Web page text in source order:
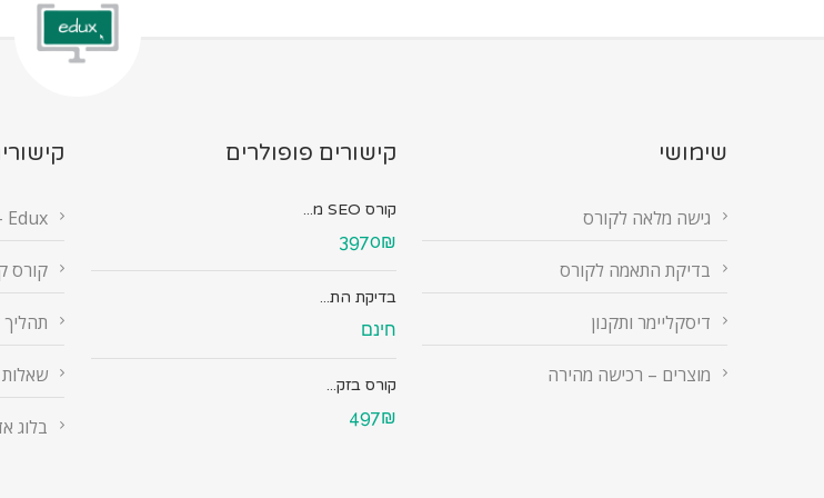
שימושי
גישה מלאה לקורס
בדיקת התאמה לקורס
דיסקליימר ותקנון
מוצרים – רכישה מהירה
קישורים פופולרים
קורס SEO מ...
3970₪
בדיקת הת...
חינם
קורס בזק...
497₪
Edux - אתר קורסים עם ערך
קורס
תהליך
בלוג